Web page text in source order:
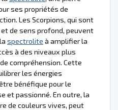
ses propriétés de
Les Scorpions, qui sont
de sens profond, peuvent
spectrolite à amplifier la
à des niveaux plus
compréhension. Cette
les énergies
bénéfique pour le
et passionné. En outre, la
de couleurs vives, peut